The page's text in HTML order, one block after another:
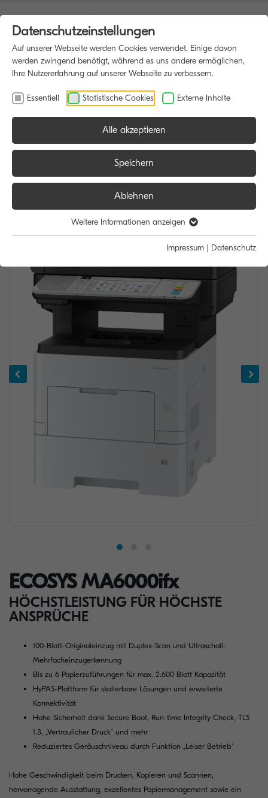
HOME MULTIFUNKTIONSDRUCKER
ECOSYS MA6000ifx
HÖCHSTLEISTUNG FÜR HÖCHSTE
ANSPRÜCHE
100-Blatt-Originaleinzug mit Duplex-Scan und Ultraschall-
Mehrfacheinzugerkennung
Bis zu 6 Papierzuführungen für max. 2.600 Blatt Kapazität
HyPAS-Plattform für skalierbare Lösungen und erweiterte
Konnektivität
Hohe Sicherheit dank Secure Boot, Run-time Integrity Check, TLS
1.3, „Vertraulicher Druck“ und mehr
Reduziertes Geräuschniveau durch Funktion „Leiser Betrieb"
Hohe Geschwindigkeit beim Drucken, Kopieren und Scannen,
hervorragende Ausstattung, exzellentes Papiermanagement sowie ein
Datenschutzeinstellungen
Auf unserer Webseite werden Cookies verwendet. Einige davon
werden zwingend benötigt, während es uns andere ermöglichen,
Ihre Nutzererfahrung auf unserer Webseite zu verbessern.
Essentiell Statistische Cookies Externe Inhalte
Alle akzeptieren
Speichern
Ablehnen
Weitere Informationen anzeigen
Impressum | Datenschutz